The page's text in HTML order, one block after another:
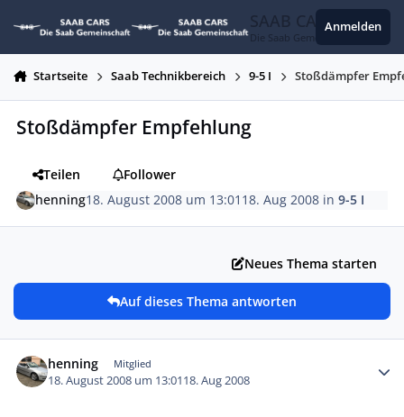
SAAB CARS
Die Saab Gemeinschaft
Anmelden
Startseite Saab Technikbereich 9-5 I Stoßdämpfer
Stoßdämpfer Empfehlung
Teilen
Follower
henning18. August 2008 um 13:01 18. Aug 2008 in9-5 I
Neues Thema starten
Auf dieses Thema antworten
henning Mitglied
18. August 2008 um 13:0118. Aug 2008